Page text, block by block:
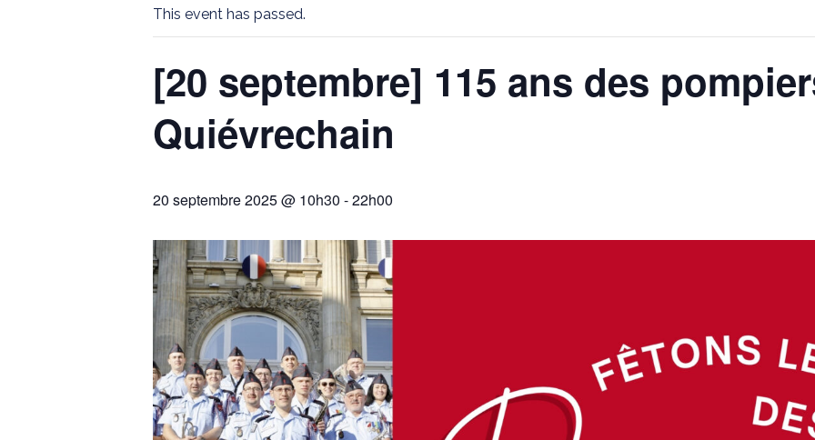
This event has passed.
[20 septembre] 115 ans des
Quiévrechain
20 septembre 2025 @ 10h30 -22h00